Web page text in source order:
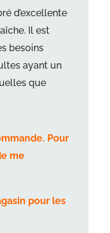
d’excellente
Il est
besoins
ayant un
que
Pour
me
pour les